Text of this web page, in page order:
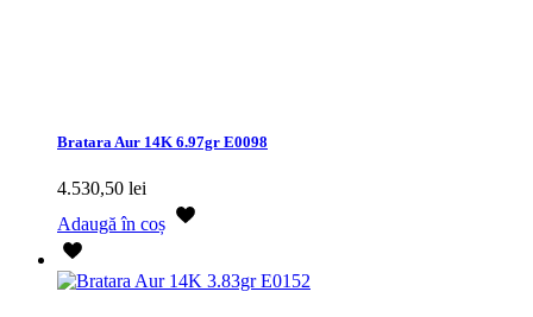
Bratara Aur 14K 6.97gr E0098
4.530,50 lei
Adaugă în coș